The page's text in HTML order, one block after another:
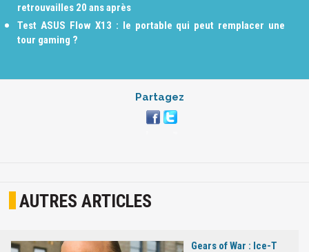
retrouvailles 20 ans après
Test ASUS Flow X13 : le portable qui peut remplacer une
tour gaming ?
Partagez
AUTRES ARTICLES
Gears of War : Ice-T